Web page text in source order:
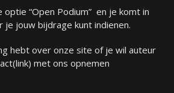
optie “Open Podium” en je komt in
je jouw bijdrage kunt indienen.
hebt over onze site of je wil auteur
(link) met ons opnemen